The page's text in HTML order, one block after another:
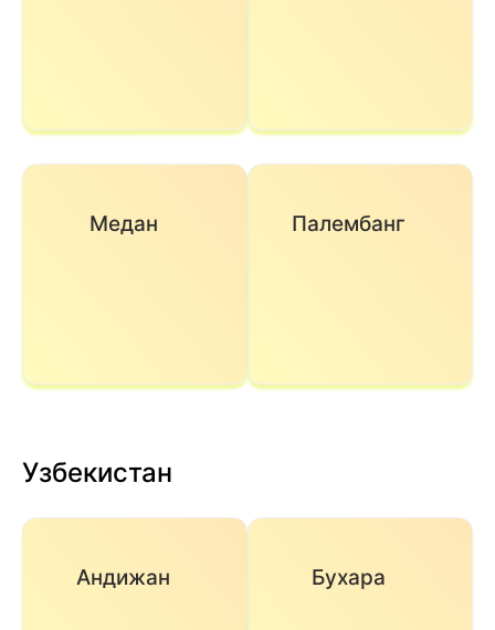
Медан Палембанг
Узбекистан
Андижан Бухара